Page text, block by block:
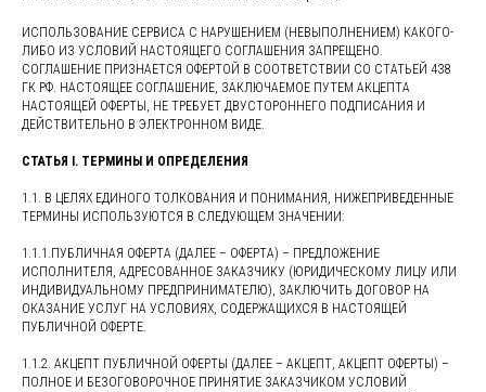
ИСПОЛЬЗОВАНИЕ СЕРВИСА С НАРУШЕНИЕМ (НЕВЫПОЛНЕНИЕМ) КАКОГО-
ЛИБО ИЗ УСЛОВИЙ НАСТОЯЩЕГО СОГЛАШЕНИЯ ЗАПРЕЩЕНО.
СОГЛАШЕНИЕ ПРИЗНАЕТСЯ ОФЕРТОЙ В СООТВЕТСТВИИ СО СТАТЬЕЙ 438
ГК РФ. НАСТОЯЩЕЕ СОГЛАШЕНИЕ, ЗАКЛЮЧАЕМОЕ ПУТЕМ АКЦЕПТА
НАСТОЯЩЕЙ ОФЕРТЫ, НЕ ТРЕБУЕТ ДВУСТОРОННЕГО ПОДПИСАНИЯ И
ДЕЙСТВИТЕЛЬНО В ЭЛЕКТРОННОМ ВИДЕ.
СТАТЬЯ I. ТЕРМИНЫ И ОПРЕДЕЛЕНИЯ
1.1. В ЦЕЛЯХ ЕДИНОГО ТОЛКОВАНИЯ И ПОНИМАНИЯ, НИЖЕПРИВЕДЕННЫЕ
ТЕРМИНЫ ИСПОЛЬЗУЮТСЯ В СЛЕДУЮЩЕМ ЗНАЧЕНИИ:
1.1.1.ПУБЛИЧНАЯ ОФЕРТА (ДАЛЕЕ – ОФЕРТА) – ПРЕДЛОЖЕНИЕ
ИСПОЛНИТЕЛЯ, АДРЕСОВАННОЕ ЗАКАЗЧИКУ (ЮРИДИЧЕСКОМУ ЛИЦУ ИЛИ
ИНДИВИДУАЛЬНОМУ ПРЕДПРИНИМАТЕЛЮ), ЗАКЛЮЧИТЬ ДОГОВОР НА
ОКАЗАНИЕ УСЛУГ НА УСЛОВИЯХ, СОДЕРЖАЩИХСЯ В НАСТОЯЩЕЙ
ПУБЛИЧНОЙ ОФЕРТЕ.
1.1.2. АКЦЕПТ ПУБЛИЧНОЙ ОФЕРТЫ (ДАЛЕЕ – АКЦЕПТ, АКЦЕПТ ОФЕРТЫ) –
ПОЛНОЕ И БЕЗОГОВОРОЧНОЕ ПРИНЯТИЕ ЗАКАЗЧИКОМ УСЛОВИЙ